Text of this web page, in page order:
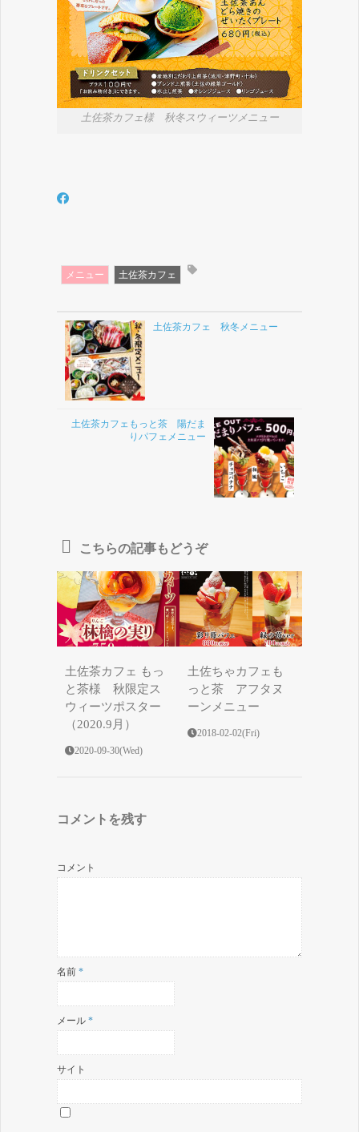
土佐茶カフェ様 秋冬スウィーツメニュー
メニュー 土佐茶カフェ
土佐茶カフェ 秋冬メニュー
土佐茶カフェもっと茶 陽だま
りパフェメニュー
こちらの記事もどうぞ
土佐茶カフェ もっ
と茶様 秋限定ス
ウィーツポスター
（2020.9月）
2020-09-30(Wed)
土佐ちゃカフェも
っと茶 アフタヌ
ーンメニュー
2018-02-02(Fri)
コメントを残す
コメント
名前 *
メール *
サイト